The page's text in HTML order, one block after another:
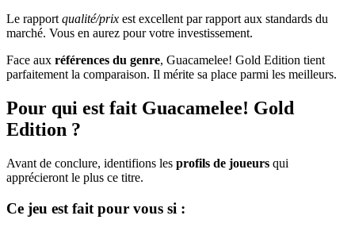
Le rapport qualité/prix est excellent par rapport aux standards du
marché. Vous en aurez pour votre investissement.
Face aux références du genre, Guacamelee! Gold Edition tient
parfaitement la comparaison. Il mérite sa place parmi les meilleurs.
Pour qui est fait Guacamelee! Gold
Edition ?
Avant de conclure, identifions les profils de joueurs qui
apprécieront le plus ce titre.
Ce jeu est fait pour vous si :